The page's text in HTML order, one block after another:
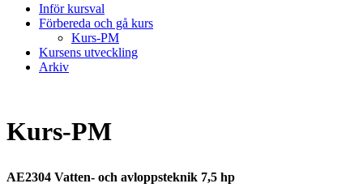
Inför kursval
Förbereda och gå kurs
Kurs-PM
Kursens utveckling
Arkiv
Kurs-PM
AE2304 Vatten- och avloppsteknik 7,5 hp